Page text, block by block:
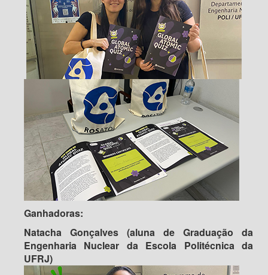
Ganhadoras:
Natacha Gonçalves (aluna de Graduação da
Engenharia Nuclear da Escola Politécnica da
UFRJ)